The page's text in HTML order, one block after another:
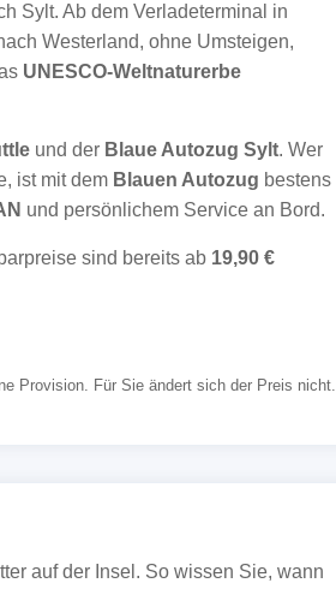
Sylt. Ab dem Verladeterminal in
Westerland, ohne Umsteigen,
UNESCO-Weltnaturerbe
und der Blaue Autozug Sylt. Wer
ist mit dem Blauen Autozug bestens
und persönlichem Service an Bord.
sind bereits ab 19,90 €
Provision. Für Sie ändert sich der Preis nicht.
auf der Insel. So wissen Sie, wann